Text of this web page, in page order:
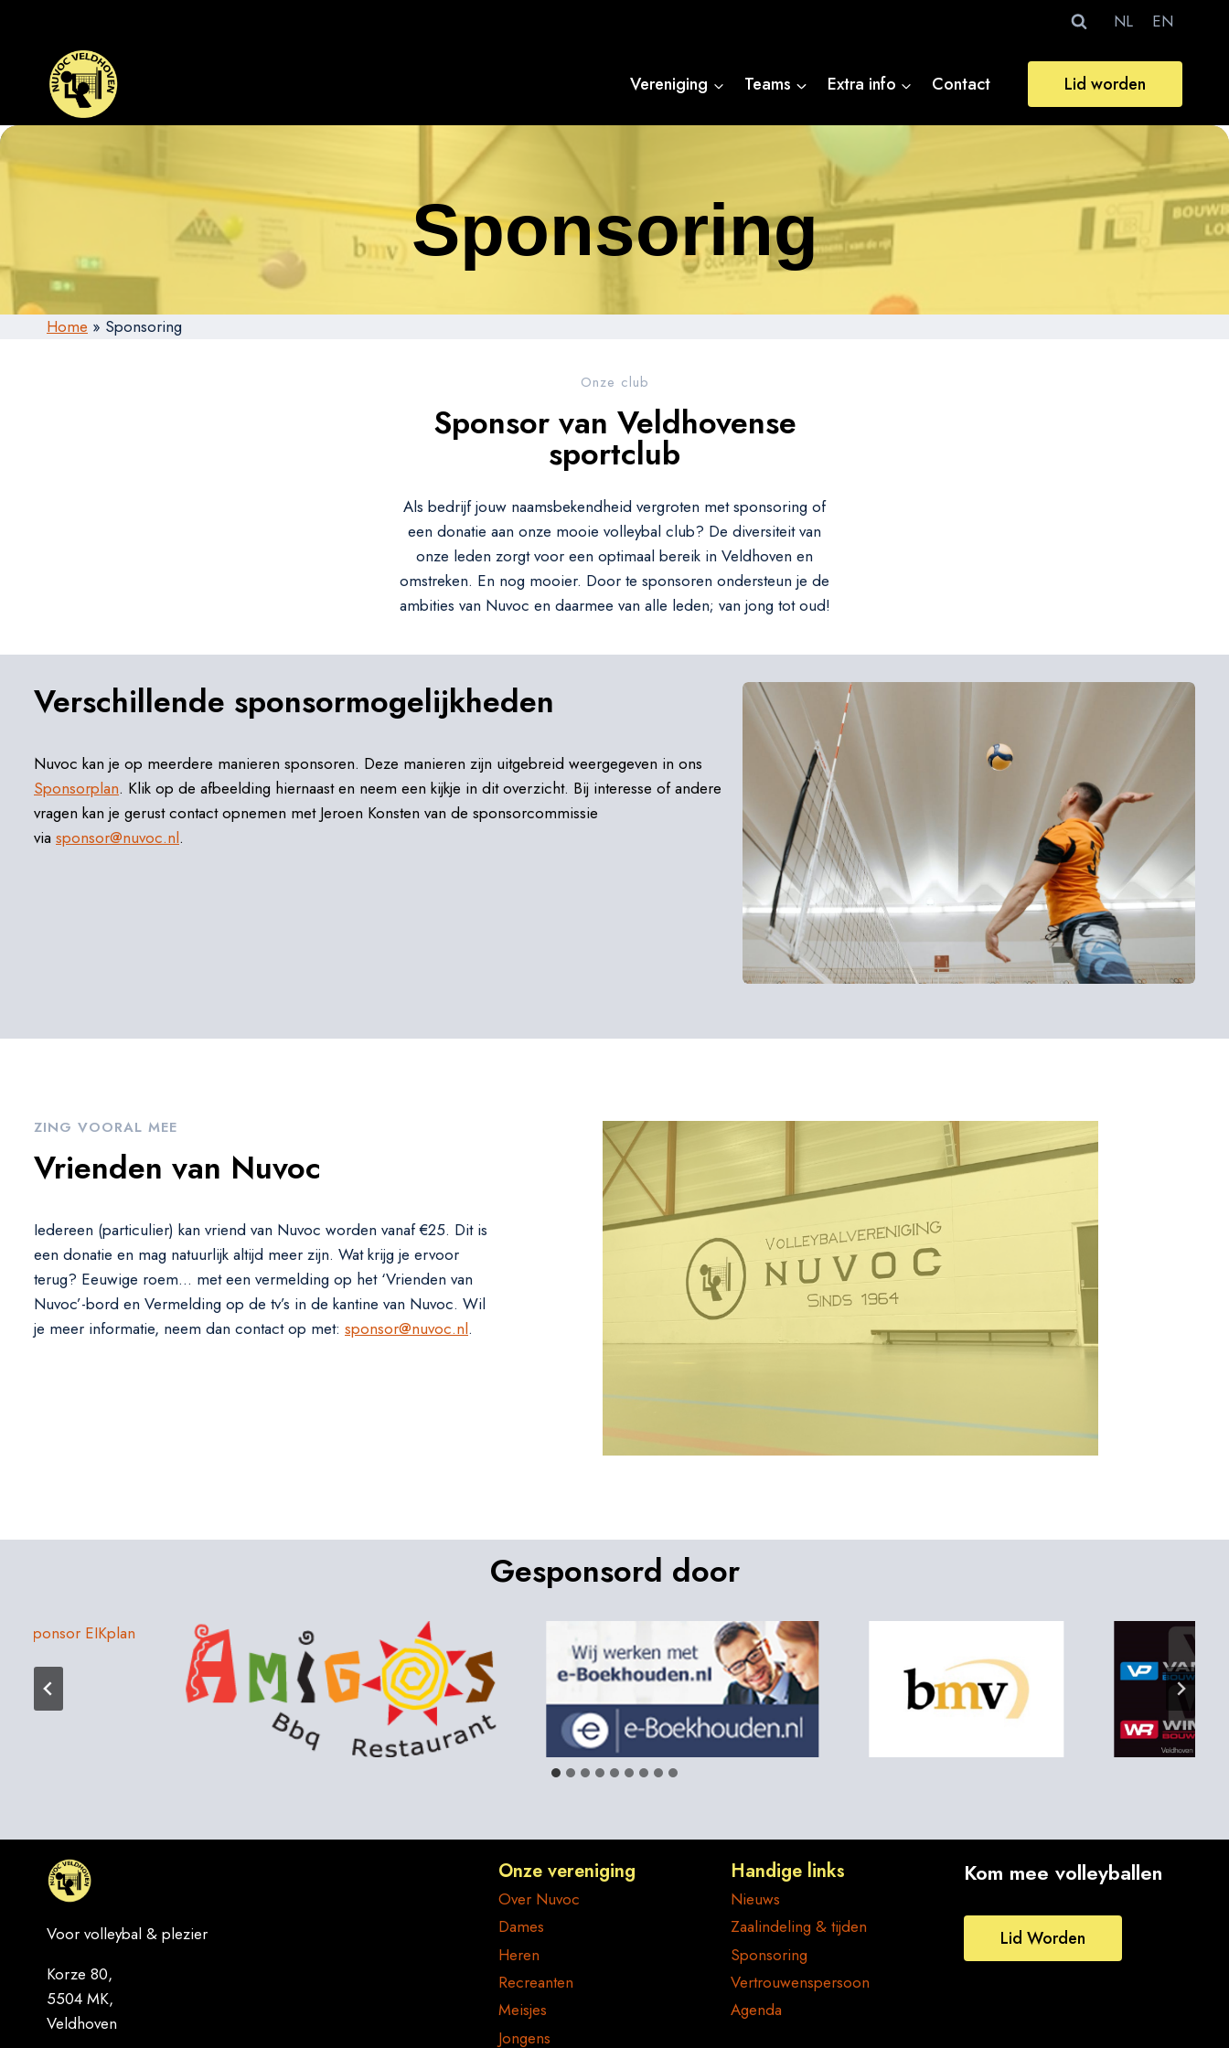
NL EN
Vereniging Teams Extra info Contact Lid worden
Sponsoring
Home » Sponsoring
Onze club
Sponsor van Veldhovense
sportclub
Als bedrijf jouw naamsbekendheid vergroten met sponsoring of
een donatie aan onze mooie volleybal club? De diversiteit van
onze leden zorgt voor een optimaal bereik in Veldhoven en
omstreken. En nog mooier. Door te sponsoren ondersteun je de
ambities van Nuvoc en daarmee van alle leden; van jong tot oud!
Verschillende sponsormogelijkheden
Nuvoc kan je op meerdere manieren sponsoren. Deze manieren zijn uitgebreid weergegeven in ons
Sponsorplan. Klik op de afbeelding hiernaast en neem een kijkje in dit overzicht. Bij interesse of andere
vragen kan je gerust contact opnemen met Jeroen Konsten van de sponsorcommissie
via sponsor@nuvoc.nl.
ZING VOORAL MEE
Vrienden van Nuvoc
Iedereen (particulier) kan vriend van Nuvoc worden vanaf €25. Dit is
een donatie en mag natuurlijk altijd meer zijn. Wat krijg je ervoor
terug? Eeuwige roem… met een vermelding op het ‘Vrienden van
Nuvoc’-bord en Vermelding op de tv’s in de kantine van Nuvoc. Wil
je meer informatie, neem dan contact op met: sponsor@nuvoc.nl.
Gesponsord door
Voor volleybal & plezier
Korze 80,
5504 MK,
Veldhoven
Onze vereniging
Over Nuvoc
Dames
Heren
Recreanten
Meisjes
Jongens
Handige links
Nieuws
Zaalindeling & tijden
Sponsoring
Vertrouwenspersoon
Agenda
Kom mee volleyballen
Lid Worden